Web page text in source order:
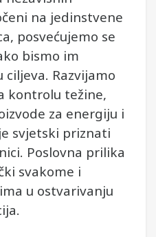
na jedinstvene
posvećujemo se
bismo im
Razvijamo
kontrolu težine,
za energiju i
svjetski priznati
Poslovna prilika
svakome i
u ostvarivanju